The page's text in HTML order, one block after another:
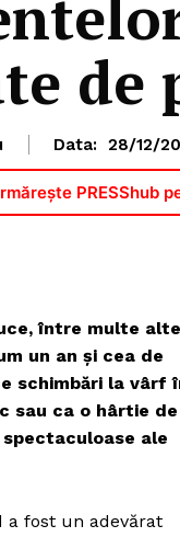
de
Data: 28/12/
PRESShub
între multe
un an și cea de
schimbări la vârf
sau ca o hârtie de
ale
a fost un adevărat